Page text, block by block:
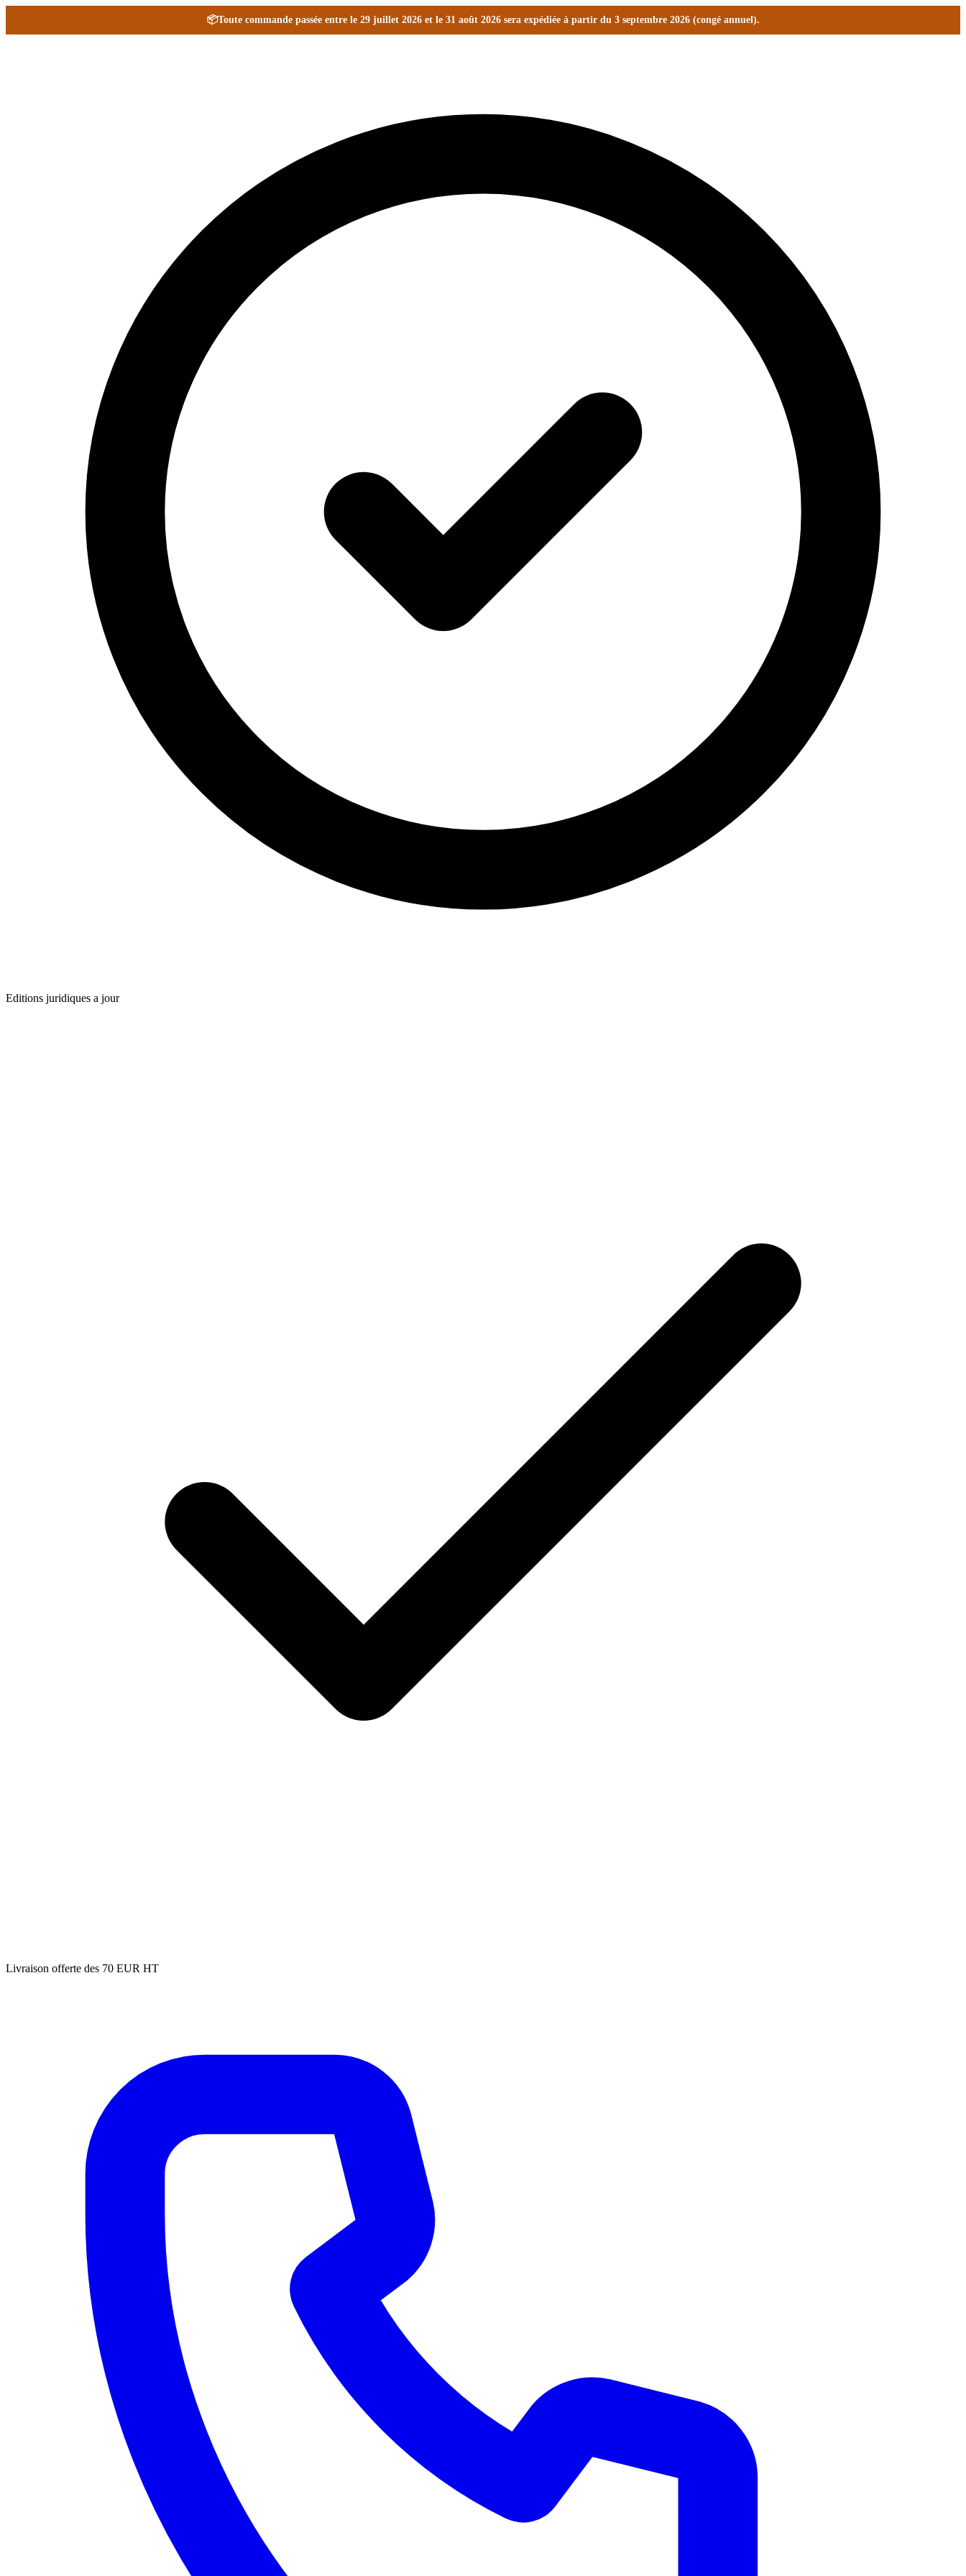
📦Toute commande passée entre le 29 juillet 2026 et le 31 août 2026 sera expédiée à partir du 3 septembre 2026 (congé annuel).
Editions juridiques a jour
Livraison offerte des 70 EUR HT